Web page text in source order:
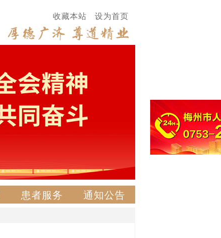
收藏本站 设为首页
患者服务 通知公告